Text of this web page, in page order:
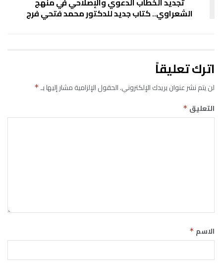
الشعراوي.. كتاب جديد للدكتور محمد فتحي فرج
اترك تعليقاً
لن يتم نشر عنوان بريدك الإلكتروني.الحقول الإلزامية مشار إليها بـ*
التعليق *
الاسم *